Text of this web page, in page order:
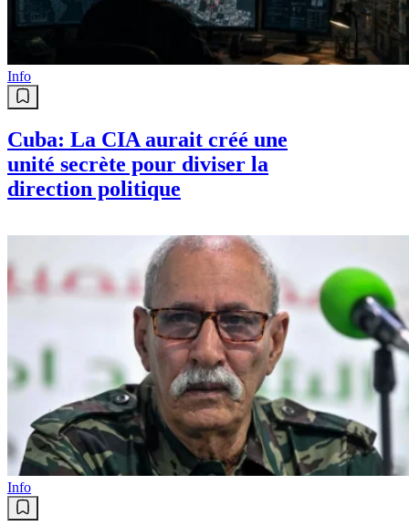
Info
Cuba: La CIA aurait créé une
unité secrète pour diviser la
direction politique
Info